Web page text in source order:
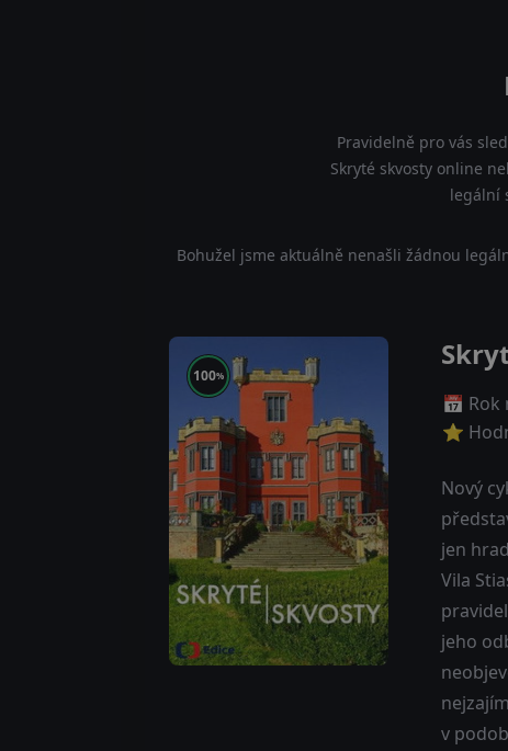
Pravidelně pro vás
Skryté skvosty online
legální
Bohužel jsme aktuálně nenašli žádnou
100%
📅 Rok
⭐
Nový
jen
Vila
jeho
v